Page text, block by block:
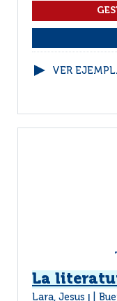
VER
La
Lara, Jesus